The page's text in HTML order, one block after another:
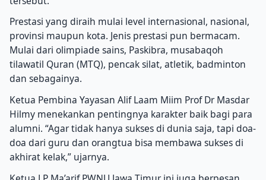
Prestasi yang diraih mulai level internasional, nasional,
provinsi maupun kota. Jenis prestasi pun bermacam.
Mulai dari olimpiade sains, Paskibra, musabaqoh
tilawatil Quran (MTQ), pencak silat, atletik, badminton
dan sebagainya.
Ketua Pembina Yayasan Alif Laam Miim Prof Dr Masdar
Hilmy menekankan pentingnya karakter baik bagi para
alumni. “Agar tidak hanya sukses di dunia saja, tapi doa-
doa dari guru dan orangtua bisa membawa sukses di
akhirat kelak,” ujarnya.